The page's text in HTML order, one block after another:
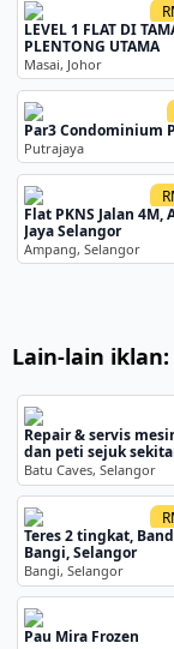
LEVEL 1 FLAT DI
PLENTONG UTAMA
Masai, Johor
Par3 Condominium
Putrajaya
Flat PKNS Jalan 4M,
Jaya Selangor
Ampang, Selangor
Lain-lain iklan:
Repair & servis
dan peti sejuk
Caves
Batu Caves, Selangor
Teres 2 tingkat,
Bangi, Selangor
Bangi, Selangor
Pau Mira Frozen